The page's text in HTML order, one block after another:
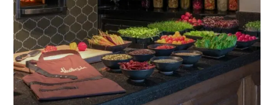
跟随我们的主厨，学习中东和地中海东岸菜肴的烹
饪之道。沉浸在独特的美食体验中，探索能够在家
轻松重现的烹饪新技巧。 地点 餐厅 时间 中午 12:00
– 下午 3:00 每人价格 成 ...